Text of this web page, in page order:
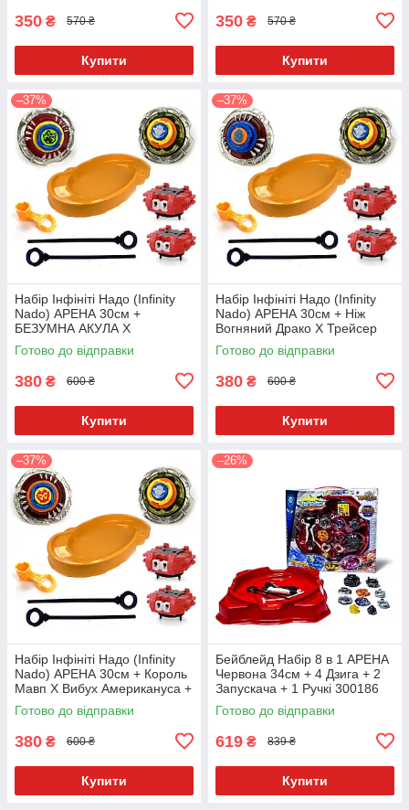
350 ₴ 570 ₴
Купити
350 ₴ 570 ₴
Купити
–37%
Набір Інфініті Надо (Infinity
Nado) АРЕНА 30см +
БЕЗУМНА АКУЛА X
ЗАЛІЗНИЙ ТИБЕТАНУС + 2
Запускача N826-1
Готово до відправки
380 ₴ 600 ₴
Купити
–37%
Набір Інфініті Надо (Infinity
Nado) АРЕНА 30см + Ніж
Вогняний Драко X Трейсер
Залізний + 2 Запускача N826-
3
Готово до відправки
380 ₴ 600 ₴
Купити
–37%
Набір Інфініті Надо (Infinity
Nado) АРЕНА 30см + Король
Мавп X Вибух Aмерикануса +
2 Запускача N826-2
Готово до відправки
380 ₴ 600 ₴
Купити
–26%
Бейблейд Набір 8 в 1 АРЕНА
Червона 34см + 4 Дзига + 2
Запускача + 1 Ручкі 300186
Готово до відправки
619 ₴ 839 ₴
Купити